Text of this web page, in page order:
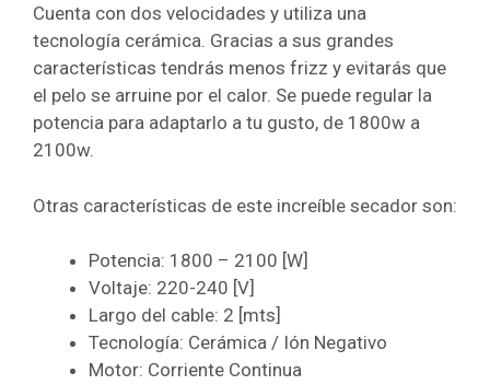
Cuenta con dos velocidades y utiliza una
tecnología cerámica. Gracias a sus grandes
características tendrás menos frizz y evitarás que
el pelo se arruine por el calor. Se puede regular la
potencia para adaptarlo a tu gusto, de 1800w a
2100w.
Otras características de este increíble secador son:
Potencia: 1800 – 2100 [W]
Voltaje: 220-240 [V]
Largo del cable: 2 [mts]
Tecnología: Cerámica / Ión Negativo
Motor: Corriente Continua